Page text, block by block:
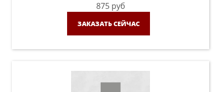
875 руб
ЗАКАЗАТЬ СЕЙЧАС